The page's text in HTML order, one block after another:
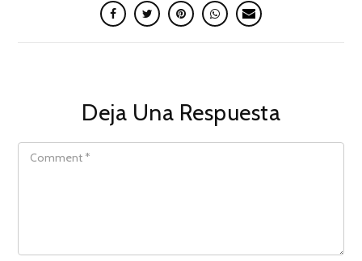
Deja Una Respuesta
COMMENT